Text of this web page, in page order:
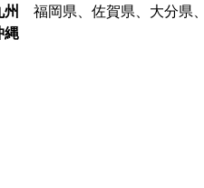
州
福岡県、佐賀県、大分県
縄